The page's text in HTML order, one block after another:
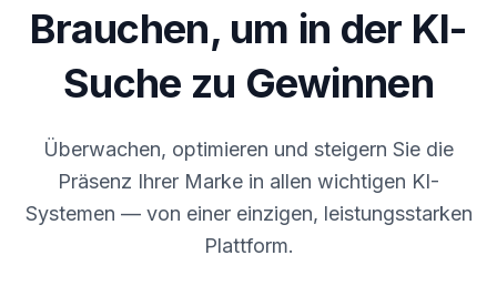
RAIVE
Engine
Keyword-
Tools
Preise
Demo
buchen
Brauchen, um in der KI-
Suche zu Gewinnen
Überwachen, optimieren und steigern Sie die
Präsenz Ihrer Marke in allen wichtigen KI-
Systemen — von einer einzigen, leistungsstarken
Plattform.